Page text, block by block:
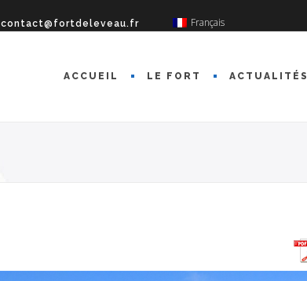
contact@fortdeleveau.fr Français
ACCUEIL LE FORT ACTUALITÉS